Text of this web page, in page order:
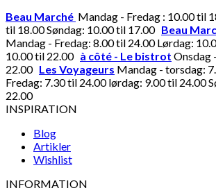
Beau Marché Mandag - Fredag : 10.00 til
til 18.00 Søndag: 10.00 til 17.00 Beau
Mandag - Fredag: 8.00 til 24.00 Lørdag:
10.00 til 22.00 à côté - Le bistrot Onsdag
22.00 Les Voyageurs Mandag - torsdag:
Fredag: 7.30 til 24.00 lørdag: 9.00 til 24.00
22.00
INSPIRATION
Blog
Artikler
Wishlist
INFORMATION